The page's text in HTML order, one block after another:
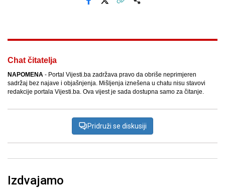
Chat čitatelja
NAPOMENA - Portal Vijesti.ba zadržava pravo da obriše neprimjeren
sadržaj bez najave i objašnjenja. Mišljenja iznešena u chatu nisu stavovi
redakcije portala Vijesti.ba. Ova vijest je sada dostupna samo za čitanje.
Pridruži se diskusiji
Izdvajamo